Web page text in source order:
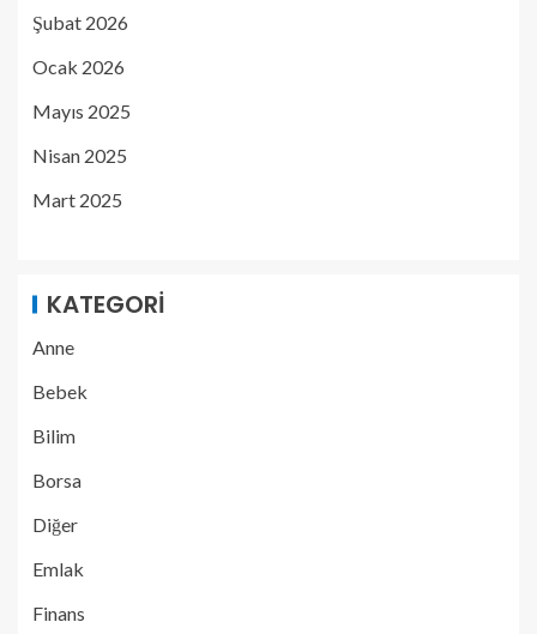
Şubat 2026
Ocak 2026
Mayıs 2025
Nisan 2025
Mart 2025
KATEGORI
Anne
Bebek
Bilim
Borsa
Diğer
Emlak
Finans